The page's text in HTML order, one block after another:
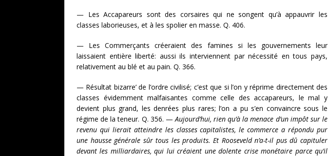
— Les Accapareurs sont des corsaires qui ne songent qu’à appauvrir les
classes laborieuses, et à les spolier en masse. Q. 406.
— Les Commerçants créeraient des famines si les gouvernements leur
laissaient entière liberté: aussi ils interviennent par nécessité en tous pays,
relativement au blé et au pain. Q. 366.
— Résultat bizarre’ de l’ordre civilisé; c’est que si l’on y réprime directement des
classes évidemment malfaisantes comme celle des accapareurs, le mal y
devient plus grand, les denrées plus rares; l’on a pu s’en convaincre sous le
régime de la teneur. Q. 356. —Aujourd’hui, rien qu’à la menace d’un impôt sur le
revenu qui lierait atteindre les classes capitalistes, le commerce a répondu pur
une hausse générale sûr tous les produits. Et Rooseveld n’a-t-il pus dû capituler
devant les milliardaires, qui lui créaient une dolente crise monétaire parce qu’il